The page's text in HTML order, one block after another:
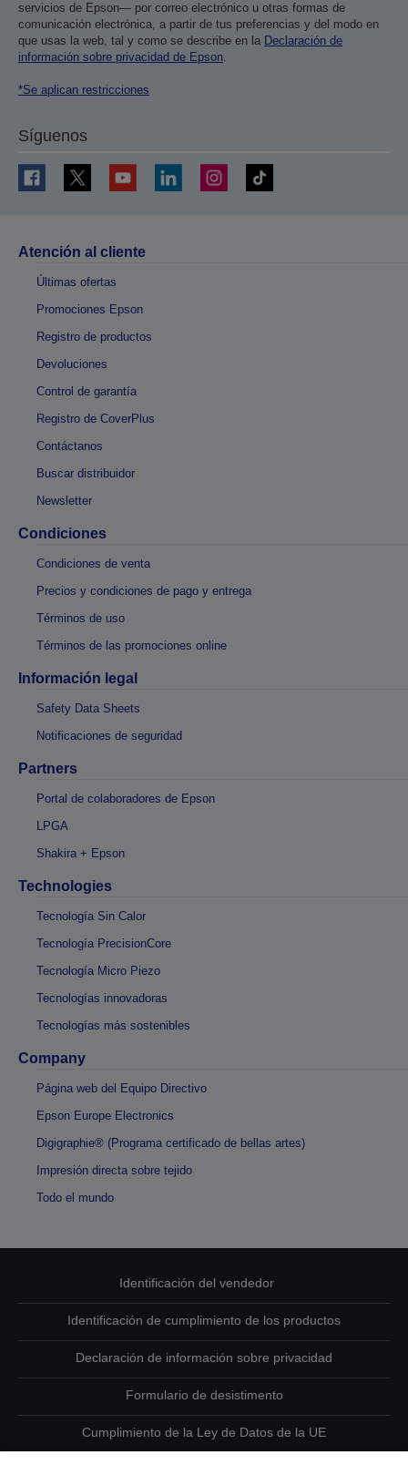
servicios de Epson— por correo electrónico u otras formas de
comunicación electrónica, a partir de tus preferencias y del modo en
que usas la web, tal y como se describe en la Declaración de
información sobre privacidad de Epson.
*Se aplican restricciones
Síguenos
Atención al cliente
Últimas ofertas
Promociones Epson
Registro de productos
Devoluciones
Control de garantía
Registro de CoverPlus
Contáctanos
Buscar distribuidor
Newsletter
Condiciones
Condiciones de venta
Precios y condiciones de pago y entrega
Términos de uso
Términos de las promociones online
Información legal
Safety Data Sheets
Notificaciones de seguridad
Partners
Portal de colaboradores de Epson
LPGA
Shakira + Epson
Technologies
Tecnología Sin Calor
Tecnología PrecisionCore
Tecnología Micro Piezo
Tecnologías innovadoras
Tecnologías más sostenibles
Company
Página web del Equipo Directivo
Epson Europe Electronics
Digigraphie® (Programa certificado de bellas artes)
Impresión directa sobre tejido
Todo el mundo
Identificación del vendedor
Identificación de cumplimiento de los productos
Declaración de información sobre privacidad
Formulario de desistimento
Cumplimiento de la Ley de Datos de la UE